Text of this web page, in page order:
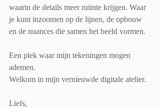
waarin de details meer ruimte krijgen. Waar
je kunt inzoomen op de lijnen, de opbouw
en de nuances die samen het beeld vormen.
Een plek waar mijn tekeningen mogen
ademen.
Welkom in mijn vernieuwde digitale atelier.
Liefs,